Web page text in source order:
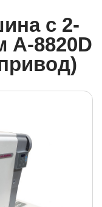
с 2-
A-8820D